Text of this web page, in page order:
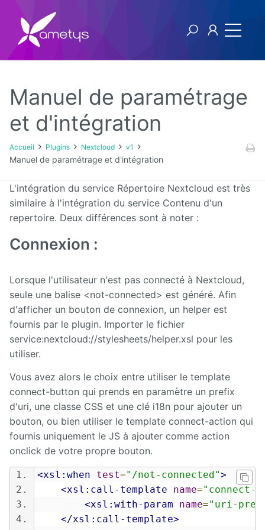
Plugins
AI
NTLM
Blog
Bluemind
Calendar
Cart
Classified
Ads
Content
IO
ContentTypes
Editor
Explorer
Manuel de paramétrage
et d'intégration
Accueil Plugins Nextcloud v1
Manuel de paramétrage et d'intégration
L'intégration du service Répertoire Nextcloud est très
similaire à l'intégration du service Contenu d'un
repertoire. Deux différences sont à noter :
Connexion :
Lorsque l'utilisateur n'est pas connecté à Nextcloud,
seule une balise <not-connected> est généré. Afin
d'afficher un bouton de connexion, un helper est
fournis par le plugin. Importer le fichier
service:nextcloud://stylesheets/helper.xsl pour les
utiliser.
Vous avez alors le choix entre utiliser le template
connect-button qui prends en paramètre un prefix
d'uri, une classe CSS et une clé i18n pour ajouter un
bouton, ou bien utiliser le template connect-action qui
fournis uniquement le JS à ajouter comme action
onclick de votre propre bouton.
<xsl:when test="/not-connected">
<xsl:call-template
name="connect-
<xsl:with-param
name="uri-
</xsl:call-template>